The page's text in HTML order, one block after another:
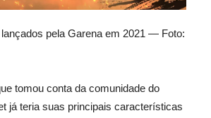
pela Garena em 2021 — Foto:
tomou conta da comunidade do
já teria suas principais características